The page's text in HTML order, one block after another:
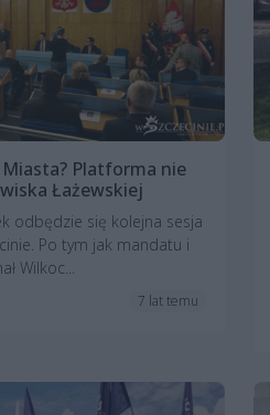
Platforma nie
Łażewskiej
odbędzie się kolejna sesja
Po tym jak mandatu i
Wilkoc...
7 lat temu